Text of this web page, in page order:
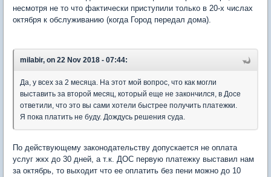
несмотря не то что фактически приступили только в 20-х числах
октября к обслуживанию (когда Город передал дома).
milabir, on 22 Nov 2018 - 07:44:
Да, у всех за 2 месяца. На этот мой вопрос, что как могли
выставить за второй месяц, который еще не закончился, в Досе
ответили, что это вы сами хотели быстрее получить платежки.
Я пока платить не буду. Дождусь решения суда.
По действующему законодательству допускается не оплата
услуг жкх до 30 дней, а т.к. ДОС первую платежку выставил нам
за октябрь, то выходит что ее оплатить без пени можно до 10